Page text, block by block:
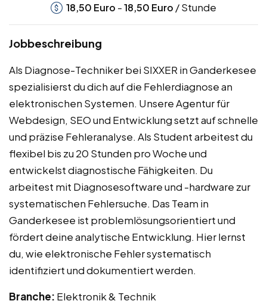
18,50 Euro -18,50 Euro / Stunde
Jobbeschreibung
Als Diagnose-Techniker bei SIXXER in Ganderkesee
spezialisierst du dich auf die Fehlerdiagnose an
elektronischen Systemen. Unsere Agentur für
Webdesign, SEO und Entwicklung setzt auf schnelle
und präzise Fehleranalyse. Als Student arbeitest du
flexibel bis zu 20 Stunden pro Woche und
entwickelst diagnostische Fähigkeiten. Du
arbeitest mit Diagnosesoftware und -hardware zur
systematischen Fehlersuche. Das Team in
Ganderkesee ist problemlösungsorientiert und
fördert deine analytische Entwicklung. Hier lernst
du, wie elektronische Fehler systematisch
identifiziert und dokumentiert werden.
Branche: Elektronik & Technik